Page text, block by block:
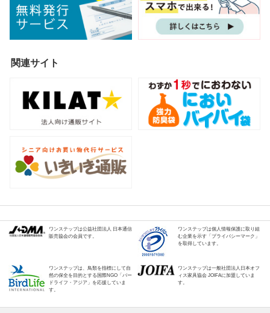
関連サイト
ワンステップは公益社団法人 日本通信
販売協会の会員です。
ワンステップは個人情報保護に取り組
む企業を示す「プライバシーマーク」
を取得しています。
ワンステップは、鳥類を指標にして自
然の保全を目的とする国際NGO「バー
ドライフ・アジア」を応援していま
す。
ワンステップは一般社団法人日本オフ
ィス家具協会 JOIFAに加盟していま
す。